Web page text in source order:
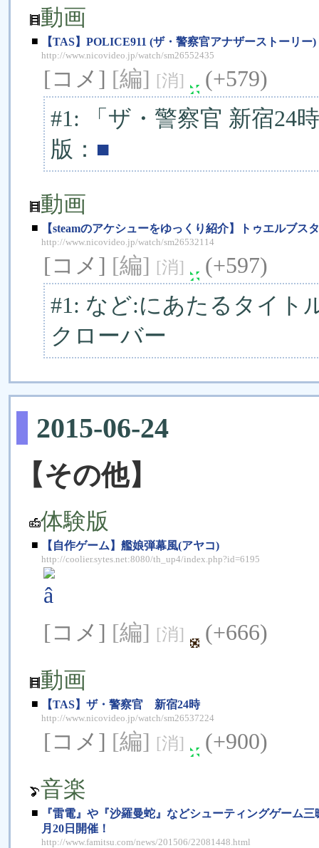
動画
■ 【TAS】POLICE911 (ザ・警察官アナザーストーリー)
http://www.nicovideo.jp/watch/sm26552435
[コメ] [編] [消]
(+579)
#1: 「ザ・警察官 新宿24
版： ■
動画
■ 【steamのアケシューをゆっくり紹介】トゥエルブス
http://www.nicovideo.jp/watch/sm26532114
[コメ] [編] [消]
(+597)
#1: など:にあたるタイト
クローバー
2015-06-24
【その他】
体験版
■ 【自作ゲーム】艦娘弾幕風(アヤコ)
http://coolier.sytes.net:8080/th_up4/index.php?id=6195
â
[コメ] [編] [消]
(+666)
動画
■ 【TAS】ザ・警察官 新宿24時
http://www.nicovideo.jp/watch/sm26537224
[コメ] [編] [消]
(+900)
音楽
■
『雷電』や『沙羅曼蛇』などシューティングゲーム
月20日開催！
http://www.famitsu.com/news/201506/22081448.html